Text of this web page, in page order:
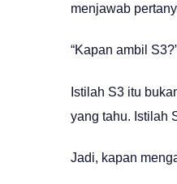
menjawab
“Kapan ambil
Istilah S3 itu
yang tahu. Istilah
Jadi, kapan